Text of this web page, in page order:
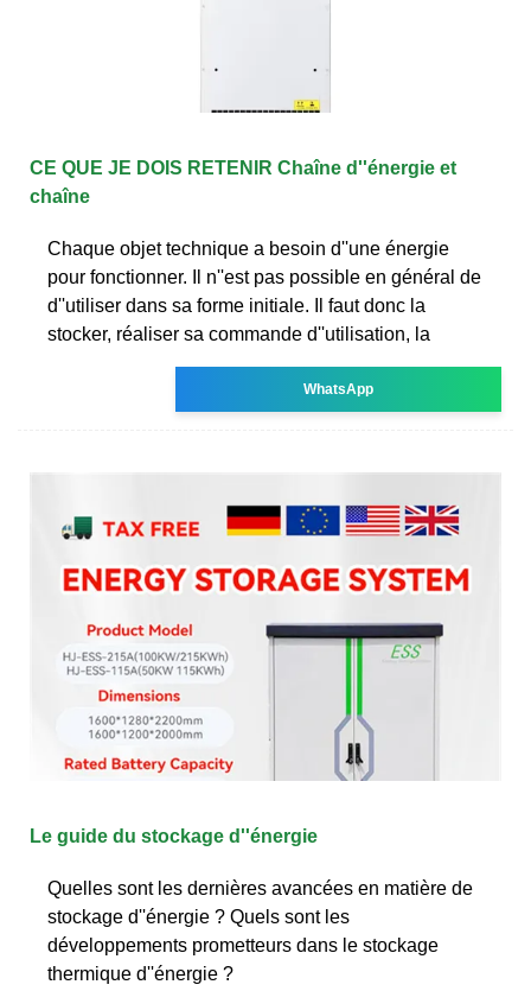
CE QUE JE DOIS RETENIR Chaîne d''énergie et
chaîne
Chaque objet technique a besoin d''une énergie
pour fonctionner. Il n''est pas possible en général de
d''utiliser dans sa forme initiale. Il faut donc la
stocker, réaliser sa commande d''utilisation, la
WhatsApp
Le guide du stockage d''énergie
Quelles sont les dernières avancées en matière de
stockage d''énergie ? Quels sont les
développements prometteurs dans le stockage
thermique d''énergie ?